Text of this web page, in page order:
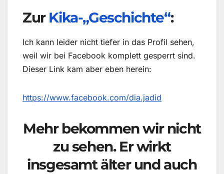
Zur Kika-„Geschichte“:
Ich kann leider nicht tiefer in das Profil sehen,
weil wir bei Facebook komplett gesperrt sind.
Dieser Link kam aber eben herein:
https://www.facebook.com/dia.jadid
Mehr bekommen wir nicht
zu sehen. Er wirkt
insgesamt älter und auch